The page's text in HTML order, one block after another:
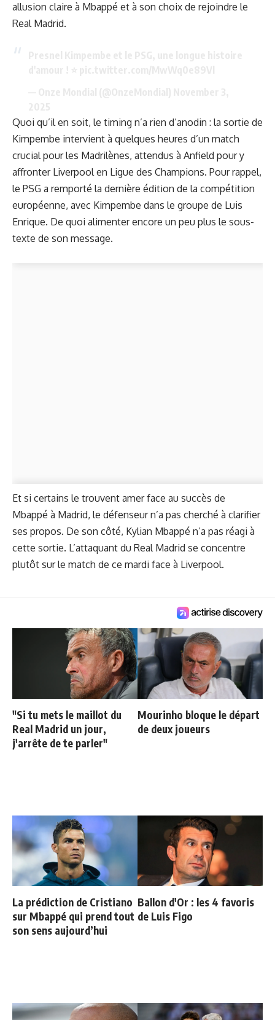
allusion claire à Mbappé et à son choix de rejoindre le
Real Madrid.
Quoi qu’il en soit, le timing n’a rien d’anodin : la sortie de
Kimpembe intervient à quelques heures d’un match
crucial pour les Madrilènes, attendus à Anfield pour y
affronter Liverpool en Ligue des Champions. Pour rappel,
le PSG a remporté la dernière édition de la compétition
européenne, avec Kimpembe dans le groupe de Luis
Enrique. De quoi alimenter encore un peu plus le sous-
texte de son message.
Et si certains le trouvent amer face au succès de
Mbappé à Madrid, le défenseur n’a pas cherché à clarifier
ses propos. De son côté, Kylian Mbappé n’a pas réagi à
cette sortie. L’attaquant du Real Madrid se concentre
plutôt sur le match de ce mardi face à Liverpool.
"Si tu mets le maillot du
Real Madrid un jour,
j'arrête de te parler"
Mourinho bloque le départ
de deux joueurs
La prédiction de Cristiano
sur Mbappé qui prend tout
son sens aujourd’hui
Ballon d'Or : les 4 favoris
de Luis Figo